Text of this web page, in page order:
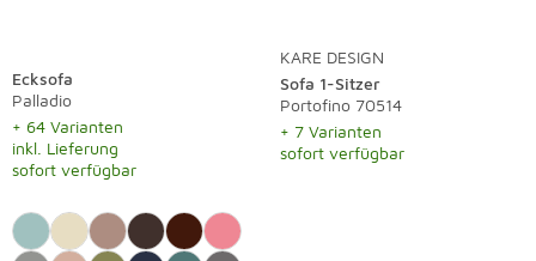
Ecksofa
Palladio
+ 64 Varianten
inkl. Lieferung
sofort verfügbar
KARE DESIGN
Sofa 1-Sitzer
Portofino 70514
+ 7 Varianten
sofort verfügbar